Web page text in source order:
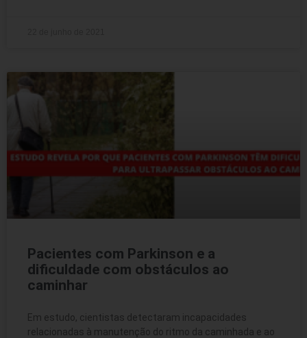
Pacientes com Parkinson e a
dificuldade com obstáculos ao
caminhar
Em estudo, cientistas detectaram incapacidades
relacionadas à manutenção do ritmo da caminhada e ao